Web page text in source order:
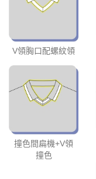
V領胸口配螺紋領
撞色間扁機+V領
撞色